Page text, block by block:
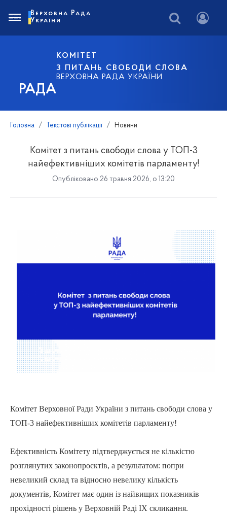
РАДА
КОМІТЕТ
З ПИТАНЬ СВОБОДИ СЛОВА
ВЕРХОВНА РАДА УКРАЇНИ
Верховна Рада
України
Головна Текстові публікації Новини
Комітет з питань свободи слова у ТОП-3
найефективніших комітетів парламенту!
Опубліковано 26 травня 2026, о 13:20
Комітет Верховної Ради України з питань свободи слова у
ТОП-3 найефективніших комітетів парламенту!
Ефективність Комітету підтверджується не кількістю
розглянутих законопроєктів, а результатом: попри
невеликий склад та відносно невелику кількість
документів, Комітет має один із найвищих показників
прохідності рішень у Верховній Раді IX скликання.